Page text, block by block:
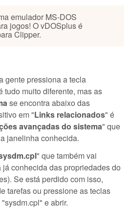
external)
emulador MS-DOS
jogos! O vDOSplus é
Clipper.
gente pressiona a tecla
tudo muito diferente, mas as
se encontra abaixo das
em "Links relacionados" é
avançadas do sistema" que
janelinha conhecida.
" que também vai
conhecida das propriedades do
Se está perdido com isso,
tarefas ou pressione as teclas
e abrir.